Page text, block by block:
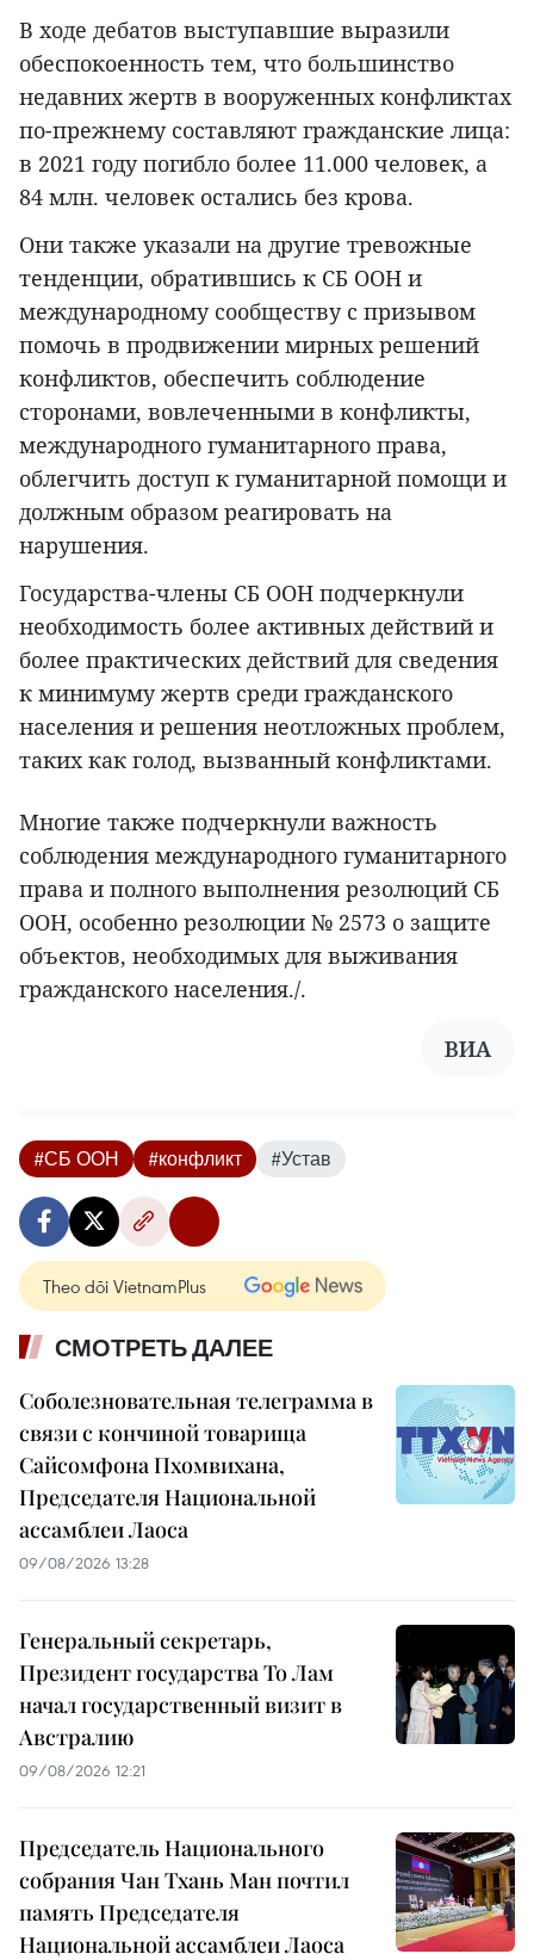
В ходе дебатов выступавшие выразили
обеспокоенность тем, что большинство
недавних жертв в вооруженных конфликтах
по-прежнему составляют гражданские лица:
в 2021 году погибло более 11.000 человек, а
84 млн. человек остались без крова.
Они также указали на другие тревожные
тенденции, обратившись к СБ ООН и
международному сообществу с призывом
помочь в продвижении мирных решений
конфликтов, обеспечить соблюдение
сторонами, вовлеченными в конфликты,
международного гуманитарного права,
облегчить доступ к гуманитарной помощи и
должным образом реагировать на
нарушения.
Государства-члены СБ ООН подчеркнули
необходимость более активных действий и
более практических действий для сведения
к минимуму жертв среди гражданского
населения и решения неотложных проблем,
таких как голод, вызванный конфликтами.
Многие также подчеркнули важность
соблюдения международного гуманитарного
права и полного выполнения резолюций СБ
ООН, особенно резолюции № 2573 о защите
объектов, необходимых для выживания
гражданского населения./.
ВИА
#СБ ООН #конфликт #Устав
Theo dõi VietnamPlus
СМОТРЕТЬ ДАЛЕЕ
Соболезновательная телеграмма в
связи с кончиной товарища
Сайсомфона Пхомвихана,
Председателя Национальной
ассамблеи Лаоса
09/08/2026 13:28
Генеральный секретарь,
Президент государства То Лам
начал государственный визит в
Австралию
09/08/2026 12:21
Председатель Национального
собрания Чан Тхань Ман почтил
память Председателя
Национальной ассамблеи Лаоса